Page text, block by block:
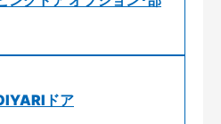
ドア